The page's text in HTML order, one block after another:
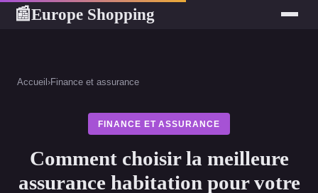
📰Europe Shopping
Accueil ›Finance et assurance
FINANCE ET ASSURANCE
Comment choisir la meilleure
assurance habitation pour votre